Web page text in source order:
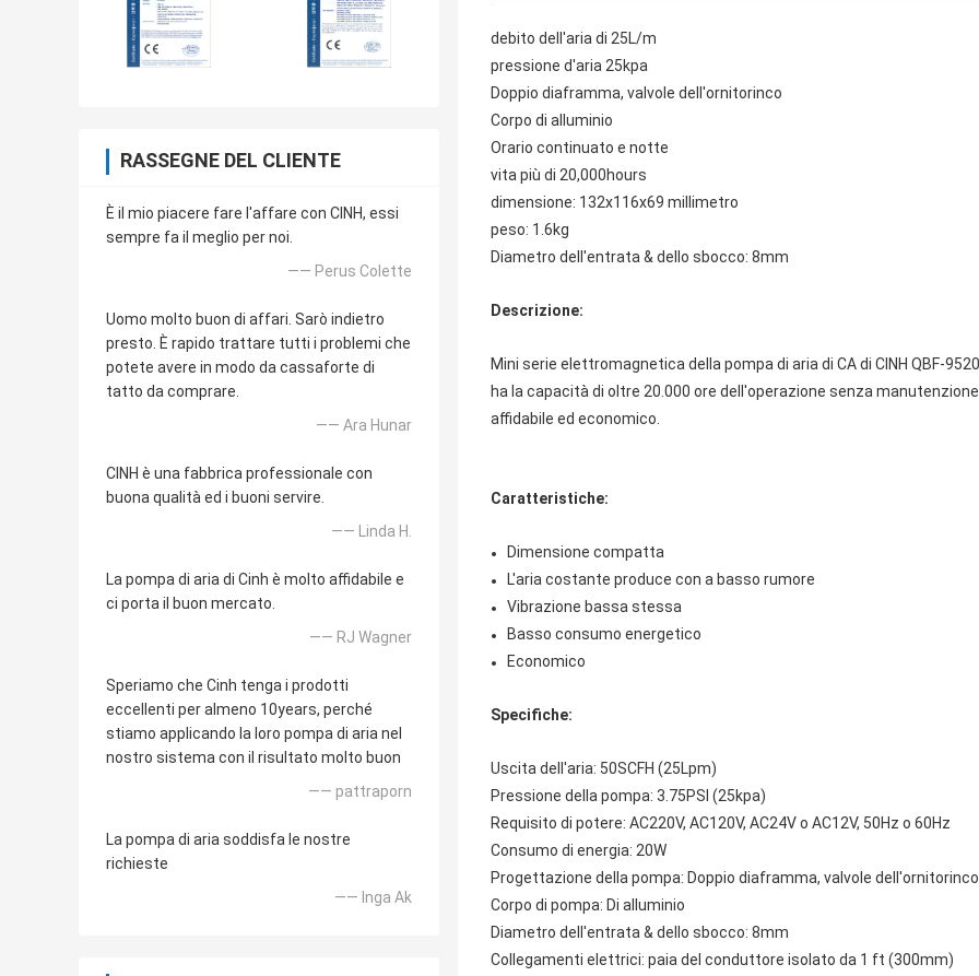
RASSEGNE DEL CLIENTE
È il mio piacere fare l'affare con CINH, essi
sempre fa il meglio per noi.
—— Perus Colette
Uomo molto buon di affari. Sarò indietro
presto. È rapido trattare tutti i problemi che
potete avere in modo da cassaforte di
tatto da comprare.
—— Ara Hunar
CINH è una fabbrica professionale con
buona qualità ed i buoni servire.
—— Linda H.
La pompa di aria di Cinh è molto affidabile e
ci porta il buon mercato.
—— RJ Wagner
Speriamo che Cinh tenga i prodotti
eccellenti per almeno 10years, perché
stiamo applicando la loro pompa di aria nel
nostro sistema con il risultato molto buon
—— pattraporn
La pompa di aria soddisfa le nostre
richieste
—— Inga Ak
debito dell'aria di 25L/m
pressione d'aria 25kpa
Doppio diaframma, valvole dell'ornitorinco
Corpo di alluminio
Orario continuato e notte
vita più di 20,000hours
dimensione: 132x116x69 millimetro
peso: 1.6kg
Diametro dell'entrata & dello sbocco: 8mm
Descrizione:
Mini serie elettromagnetica della pompa di aria di CA di CINH QBF-
ha la capacità di oltre 20.000 ore dell'operazione senza
affidabile ed economico.
Caratteristiche:
Dimensione compatta
L'aria costante produce con a basso rumore
Vibrazione bassa stessa
Basso consumo energetico
Economico
Specifiche:
Uscita dell'aria: 50SCFH (25Lpm)
Pressione della pompa: 3.75PSI (25kpa)
Requisito di potere: AC220V, AC120V, AC24V o AC12V, 50Hz o 60Hz
Consumo di energia: 20W
Progettazione della pompa: Doppio diaframma, valvole dell'ornitorinco
Corpo di pompa: Di alluminio
Diametro dell'entrata & dello sbocco: 8mm
Collegamenti elettrici: paia del conduttore isolato da 1 ft (300mm)